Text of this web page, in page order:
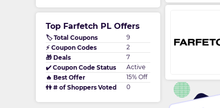
Top Farfetch PL Offers
🏷️ Total Coupons
9
⚡ Coupon Codes
2
🎁 Deals
7
✔️ Coupon Code Status
Active
🔥 Best Offer
15% Off
👫 # of Shoppers Voted
0